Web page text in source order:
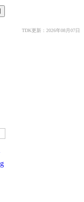
TDK更新：2026年08月07日